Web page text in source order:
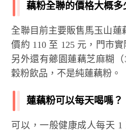
藕粉全聯的價格大概多
全聯目前主要販售馬玉山蓮
價約 110 至 125 元，門市
另外還有薌園蓮藕芝麻糊
穀粉飲品，不是純蓮藕粉。
蓮藕粉可以每天喝嗎？
可以，一般健康成人每天 1